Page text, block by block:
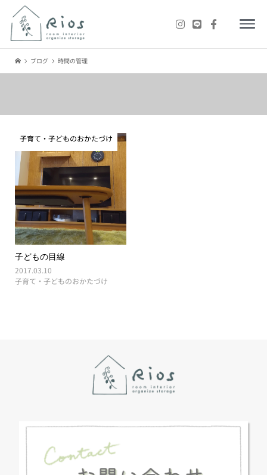
ブログ 時間の管理
子育て・子どものおかたづけ
子どもの目線
2017.03.10
子育て・子どものおかたづけ